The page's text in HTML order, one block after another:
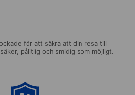
för att säkra att din resa till
pålitlig och smidig som möjligt.